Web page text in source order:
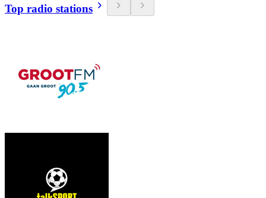
Top radio stations